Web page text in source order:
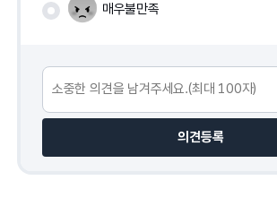
매우불만족
의견등록